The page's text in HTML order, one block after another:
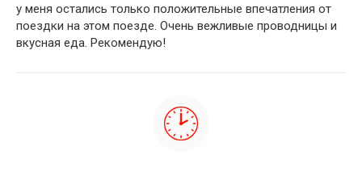
у меня остались только положительные впечатления от
поездки на этом поезде. Очень вежливые проводницы и
вкусная еда. Рекомендую!